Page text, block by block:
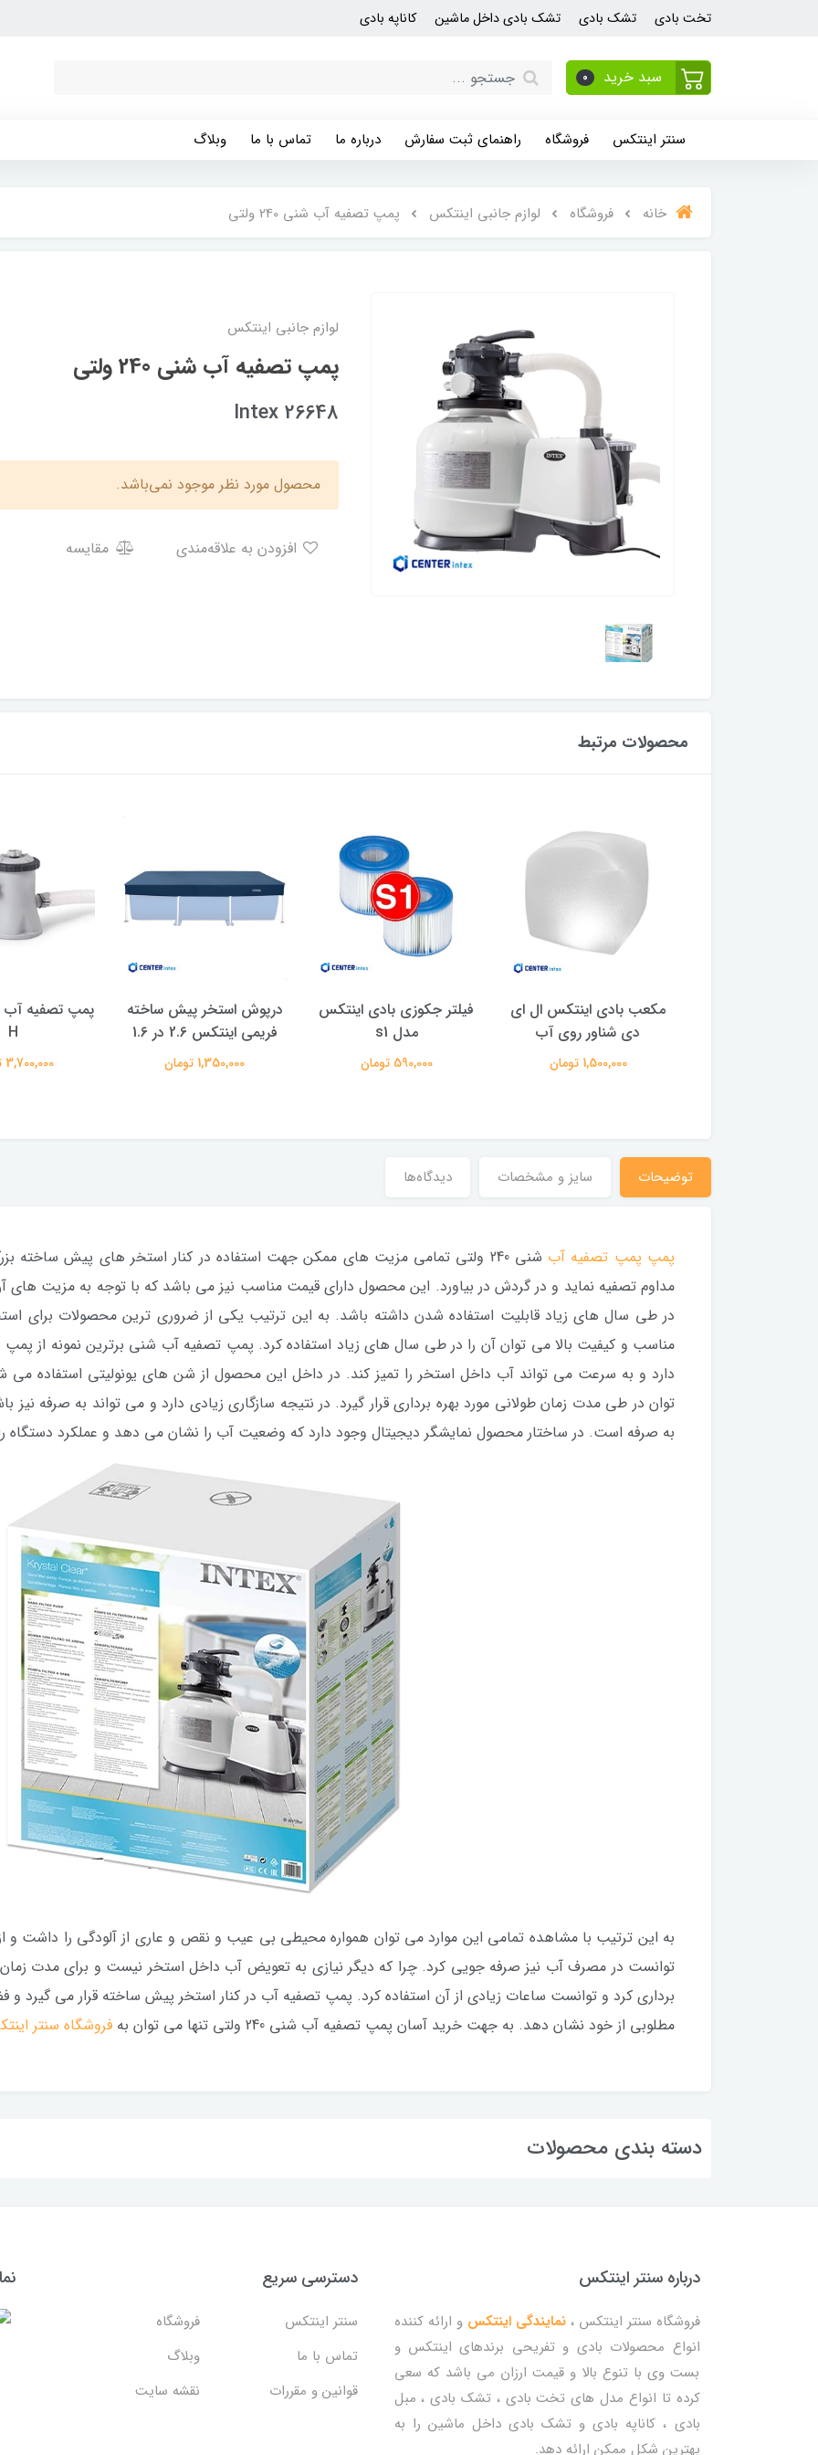
تخت بادی تشک بادی تشک بادی داخل ماشین کاناپه بادی
سبد خرید 0
سنتر اینتکس فروشگاه راهنمای ثبت سفارش درباره ما تماس با ما وبلاگ
خانه فروشگاه لوازم جانبی اینتکس پمپ تصفیه آب شنی 240 ولتی
لوازم جانبی اینتکس
پمپ تصفیه آب شنی 240 ولتی
Intex 26648
محصول مورد نظر موجود نمی‌باشد.
مقایسه
محصولات مرتبط
مکعب بادی اینتکس ال ای
دی شناور روی آب
1,500,000 تومان
فیلتر جکوزی بادی اینتکس
مدل s1
590,000 تومان
درپوش استخر پیش ساخته
فریمی اینتکس 2.6 در 1.6
1,350,000 تومان
پمپ تصفیه آب
H
3,700,000 تومان
توضیحات سایز و مشخصات دیدگاه‌ها
پمپ پمپ تصفیه آب
شنی 240 ولتی تمامی مزیت های ممکن جهت استفاده در کنار استخر های پیش ساخته
مداوم تصفیه نماید و در گردش در بیاورد. این محصول دارای قیمت مناسب نیز می باشد که با توجه به مزیت های
در طی سال های زیاد قابلیت استفاده شدن داشته باشد. به این ترتیب یکی از ضروری ترین محصولات برای
مناسب و کیفیت بالا می توان آن را در طی سال های زیاد استفاده کرد. پمپ تصفیه آب شنی برترین نمونه از
دارد و به سرعت می تواند آب داخل استخر را تمیز کند. در داخل این محصول از شن های یونولیتی استفاده
توان در طی مدت زمان طولانی مورد بهره برداری قرار گیرد. در نتیجه سازگاری زیادی دارد و می تواند به صرفه
به صرفه است. در ساختار محصول نمایشگر دیجیتال وجود دارد که وضعیت آب را نشان می دهد و عملکرد
به این ترتیب با مشاهده تمامی این موارد می توان همواره محیطی بی عیب و نقص و عاری از آلودگی را داشت و
توانست در مصرف آب نیز صرفه جویی کرد. چرا که دیگر نیازی به تعویض آب داخل استخر نیست و برای مدت زمان
برداری کرد و توانست ساعات زیادی از آن استفاده کرد. پمپ تصفیه آب در کنار استخر پیش ساخته قرار می گیرد و
مطلوبی از خود نشان دهد. به جهت خرید آسان پمپ تصفیه آب شنی 240 ولتی تنها می توان به
فروشگاه سنتر
دسته بندی محصولات
درباره سنتر اینتکس
فروشگاه سنتر اینتکس ،نمایندگی اینتکس و ارائه کننده
انواع محصولات بادی و تفریحی برندهای اینتکس و
بست وی با تنوع بالا و قیمت ارزان می باشد که سعی
کرده تا انواع مدل های تخت بادی ، تشک بادی ، مبل
بادی ، کاناپه بادی و تشک بادی داخل ماشین را به
بهترین شکل ممکن ارائه دهد.
دسترسی سریع
سنتر اینتکس
فروشگاه
تماس با ما
وبلاگ
قوانین و مقررات
نقشه سایت